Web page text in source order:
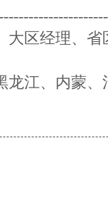
大区经理、
龙江、内蒙